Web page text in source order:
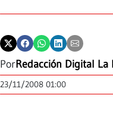
PorRedacción Digital La
23/11/2008 01:00